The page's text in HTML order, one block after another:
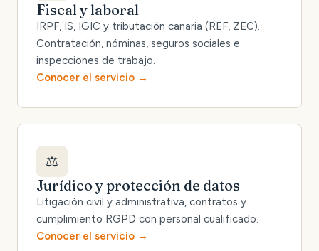
Fiscal y laboral
IRPF, IS, IGIC y tributación canaria (REF, ZEC).
Contratación, nóminas, seguros sociales e
inspecciones de trabajo.
Conocer el servicio
⚖️
Jurídico y protección de datos
Litigación civil y administrativa, contratos y
cumplimiento RGPD con personal cualificado.
Conocer el servicio